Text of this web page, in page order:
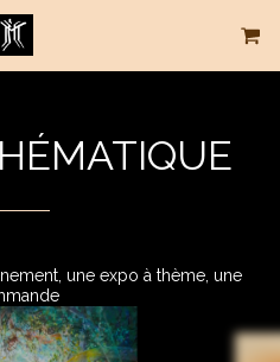
une expo à thème, une